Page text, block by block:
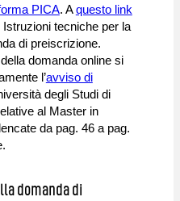
PICA. Aquesto link
tecniche per la
di preiscrizione.
domanda online si
l’avviso di
degli Studi di
al Master in
da pag. 46 a pag.
domanda di